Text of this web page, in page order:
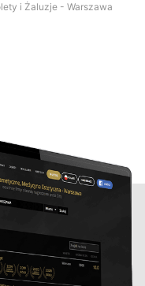
i Żaluzje - Warszawa